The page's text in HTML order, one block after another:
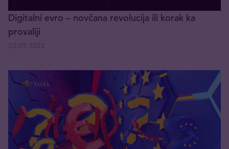
Digitalni evro – novčana revolucija ili korak ka
provaliji